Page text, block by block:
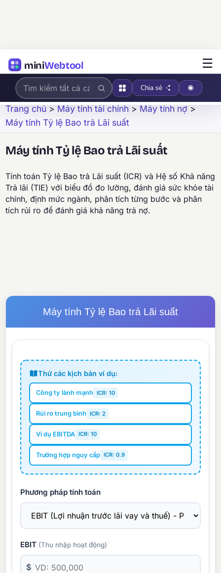
miniWebtool ☰
Chia sẻ
Trang chủ > Máy tính tài chính > Máy tính nợ >
Máy tính Tỷ lệ Bao trả Lãi suất
Máy tính Tỷ lệ Bao trả Lãi suất
Tính toán Tỷ lệ Bao trả Lãi suất (ICR) và Hệ số Khả năng
Trả lãi (TIE) với biểu đồ đo lường, đánh giá sức khỏe tài
chính, định mức ngành, phân tích từng bước và phân
tích rủi ro để đánh giá khả năng trả nợ.
Máy tính Tỷ lệ Bao trả Lãi suất
Thử các kịch bản ví dụ:
Công ty lành mạnh ICR: 10
Rủi ro trung bình ICR: 2
Ví dụ EBITDA ICR: 10
Trường hợp nguy cấp ICR: 0.9
Phương pháp tính toán
EBIT (Thu nhập hoạt động)
$